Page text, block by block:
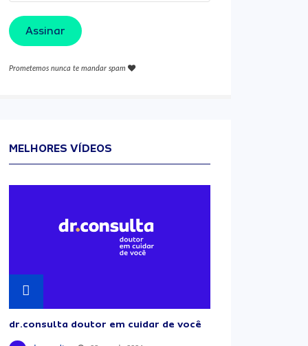
Assinar
Prometemos nunca te mandar spam
MELHORES VÍDEOS
dr.consulta doutor em cuidar de você